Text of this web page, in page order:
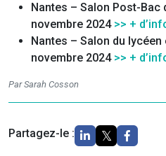
Nantes – Salon Post-Bac
novembre 2024 >> +
Nantes – Salon du lycéen
novembre 2024 >> +
Par Sarah Cosson
Partagez-le :